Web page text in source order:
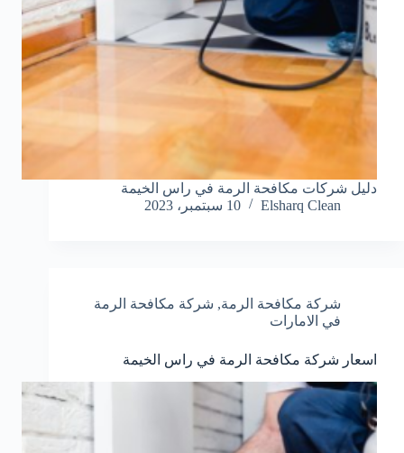
دليل شركات مكافحة الرمة في راس الخيمة
Elsharq Clean
10 سبتمبر، 2023
شركة مكافحة الرمة, شركة مكافحة الرمة
في الامارات
اسعار شركة مكافحة الرمة في راس الخيمة